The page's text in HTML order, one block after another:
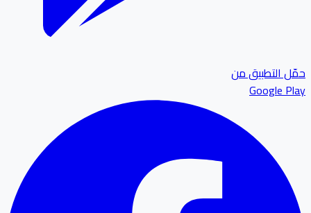
التطبيق من
Google